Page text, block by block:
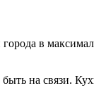
в
на связи.